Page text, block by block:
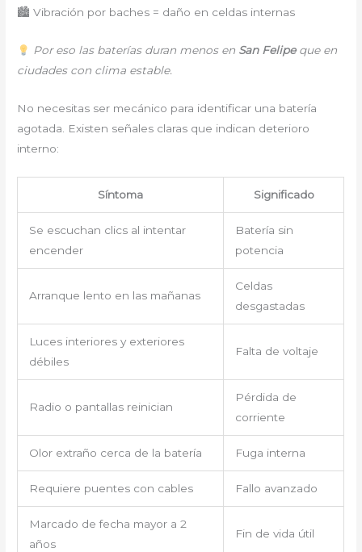
🏙 Vibración por baches = daño en celdas internas
Por eso las baterías duran menos en San Felipeque en
ciudades con clima estable.
No necesitas ser mecánico para identificar una batería
agotada. Existen señales claras que indican deterioro
interno:
Síntoma Significado
Se escuchan clics al intentar
encender
Batería sin
potencia
Arranque lento en las mañanas
Celdas
desgastadas
Luces interiores y exteriores
débiles
Falta de voltaje
Radio o pantallas reinician
Pérdida de
corriente
Olor extraño cerca de la batería Fuga interna
Requiere puentes con cables Fallo avanzado
Marcado de fecha mayor a 2
años
Fin de vida útil